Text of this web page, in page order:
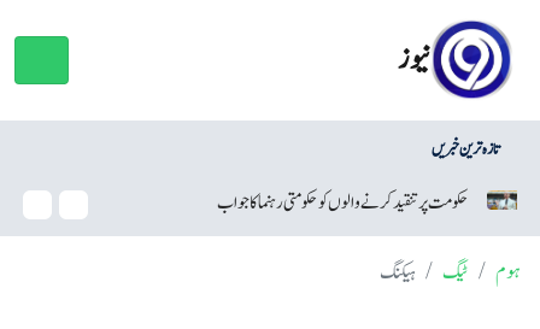
نیوز
تازہ ترین خبریں
نئی ٹیکنالوجی کولیسٹرول کم کرنے میں مددگار ثابت ہو سکتی ہے
ہوم ٹیگ ہیکنگ